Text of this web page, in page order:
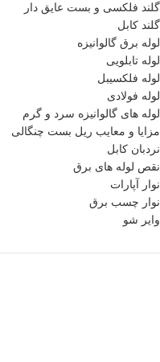
گلند فلكسی و بست عایق دار
گلند کابل
لوله برق گالوانیزه
لوله تابلویی
لوله فلکسیبل
لوله فولادی
لوله های گالوانیزه سرد و گرم
مزایا و معایب ریل بست چنگالی
نردبان کابل
نقص لوله های برق
نوار آپارات
نوار چسب برق
وایر شو